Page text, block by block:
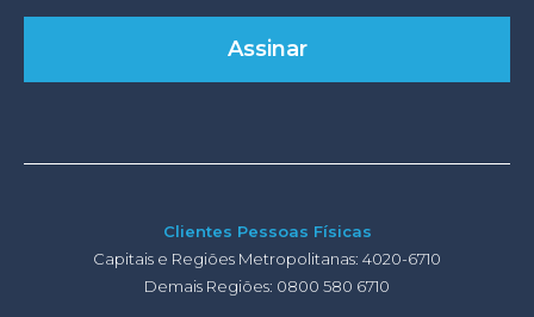
Clientes Pessoas Físicas
Capitais e Regiões Metropolitanas: 4020-6710
Demais Regiões: 0800 580 6710